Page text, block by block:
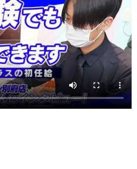
経験者歓迎
女性活躍中
即日勤務可
履歴書不要
車･バイク通勤可
入社祝い金支給
在宅ワーク可